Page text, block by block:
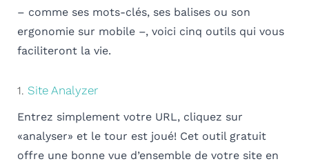
– comme ses mots-clés, ses balises ou son
ergonomie sur mobile –, voici cinq outils qui vous
faciliteront la vie.
1. Site Analyzer
Entrez simplement votre URL, cliquez sur
«analyser» et le tour est joué! Cet outil gratuit
offre une bonne vue d’ensemble de votre site en